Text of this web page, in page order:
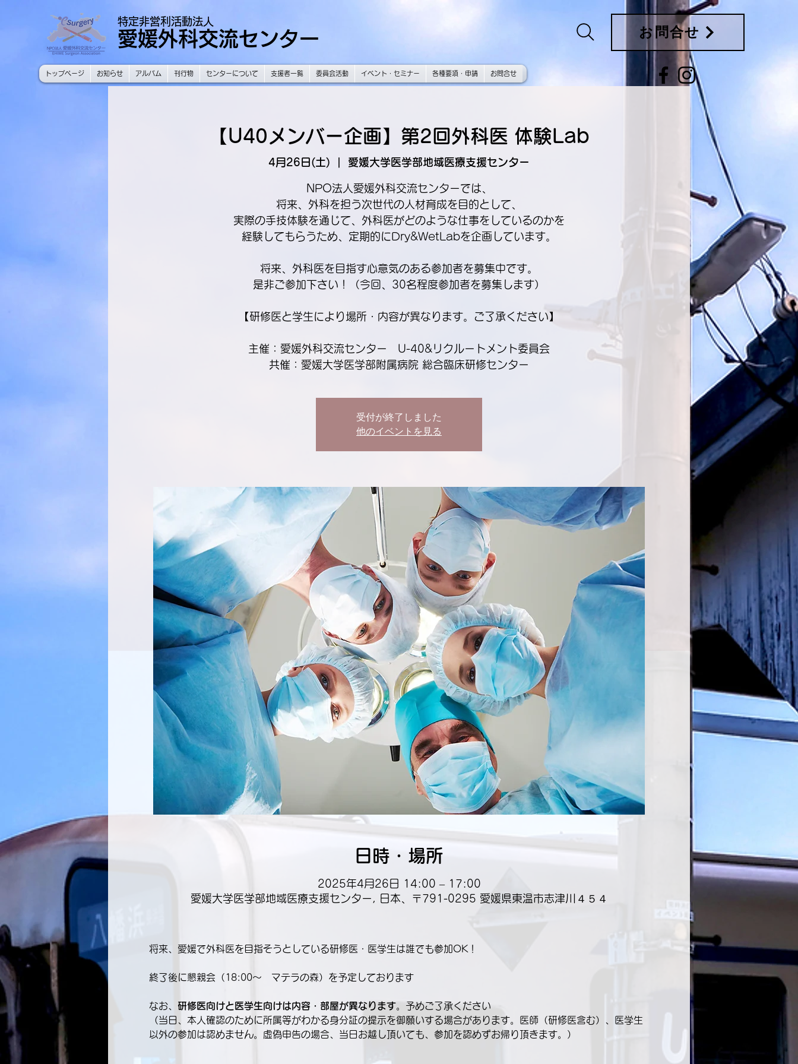
特定非営利活動法人
愛媛外科交流センター お問合せ
トップページ お知らせ アルバム 刊行物 センターについて 支援者一覧 委員会活動 イベント・セミナー 各種要項・申請 お問合せ
【U40メンバー企画】第2回外科医 体験Lab
4月26日(土) 愛媛大学医学部地域医療支援センター
NPO法人愛媛外科交流センターでは、
将来、外科を担う次世代の人材育成を目的として、
実際の手技体験を通じて、外科医がどのような仕事をしているのかを
経験してもらうため、定期的にDry&WetLabを企画しています。
将来、外科医を目指す心意気のある参加者を募集中です。
是非ご参加下さい！（今回、30名程度参加者を募集します）
【研修医と学生により場所・内容が異なります。ご了承ください】
主催：愛媛外科交流センター U-40&リクルートメント委員会
共催：愛媛大学医学部附属病院 総合臨床研修センター
受付が終了しました
他のイベントを見る
日時・場所
2025年4月26日 14:00 – 17:00
愛媛大学医学部地域医療支援センター, 日本、〒791-0295 愛媛県東温市志津川４５４
将来、愛媛で外科医を目指そうとしている研修医・医学生は誰でも参加OK！
終了後に懇親会（18:00〜　マテラの森）を予定しております
なお、 研修医向けと医学生向けは内容・部屋が異なります。予めご了承ください
（当日、本人確認のために所属等がわかる身分証の提示を御願いする場合があります。医師（研修医含む）、医学生
以外の参加は認めません。虚偽申告の場合、当日お越し頂いても、参加を認めずお帰り頂きます。）